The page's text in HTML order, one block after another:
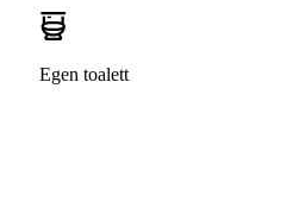
Egen toalett